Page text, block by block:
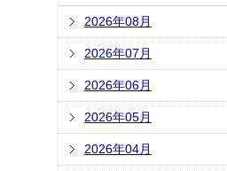
2026年08月
2026年07月
2026年06月
2026年05月
2026年04月